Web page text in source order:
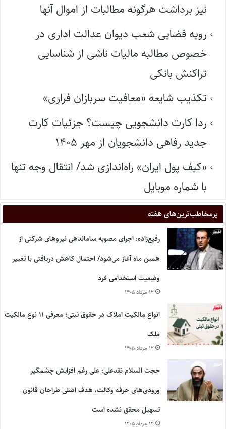
نیز برداشت هرگونه مطالبات از اموال آنها
رویه قضایی شعب دیوان عدالت اداری در
خصوص مطالبه مالیات ناشی از شناسایی
تراکنش بانکی
تکذیب شایعه «معافیت سربازان فراری»
ردا کارت دانشجویی چیست؟ جزئیات کارت
جدید رفاهی دانشجویان از مهر ۱۴۰۵
«کیف پول ایران» راه‌اندازی شد/ انتقال وجه تنها
با شماره موبایل
پر‌مخاطب‌ترین‌های هفته
رفیع‌زاده: اجرای مصوبه ساماندهی نیروهای شرکتی از
همین ماه آغاز می‌شود/ احتمال کاهش دریافتی با تغییر
وضعیت استخدامی فرد
۱۲ مرداد ۱۴۰۵
انواع مالکیت املاک در حقوق ثبتی؛ معرفی ۱۱ نوع مالکیت
ملک
۱۲ مرداد ۱۴۰۵
حجت السلام نقدعلی: علی رغم افزایش چشمگیر
ورودی‌های حرفه وکالت، هدف اصلی طراحان قانون
تسهیل محقق نشده است
۱۴ مرداد ۱۴۰۵